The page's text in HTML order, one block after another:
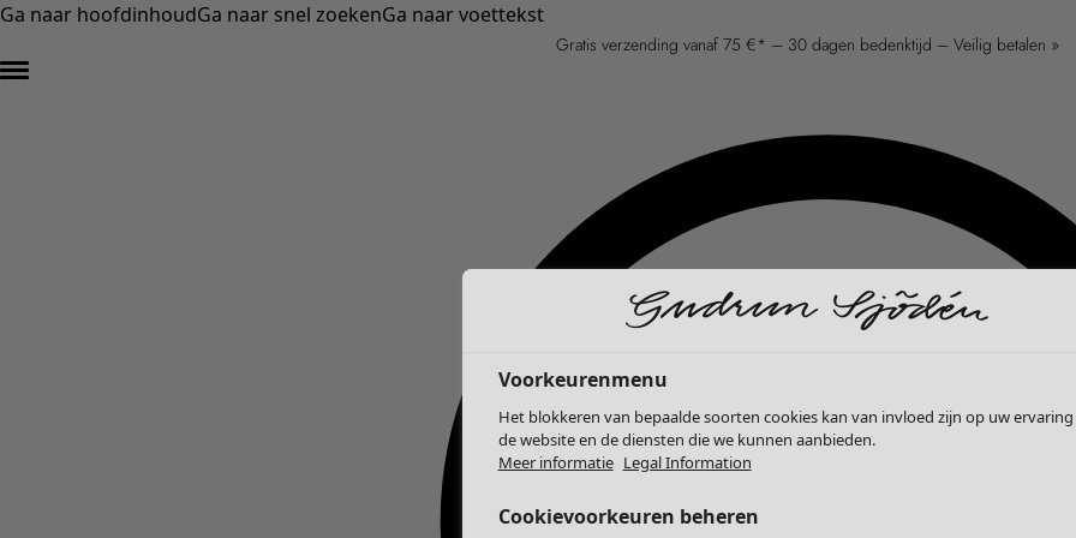
Ga naar hoofdinhoudGa naar snel zoekenGa naar voettekst
Gratis verzending vanaf 75 €* – 30 dagen bedenktijd – Veilig betalen »
Voorkeurenmenu
Het blokkeren van bepaalde soorten cookies kan van invloed zijn op uw
de website en de diensten die we kunnen aanbieden.
Meer informatie Legal Information
Cookievoorkeuren beheren